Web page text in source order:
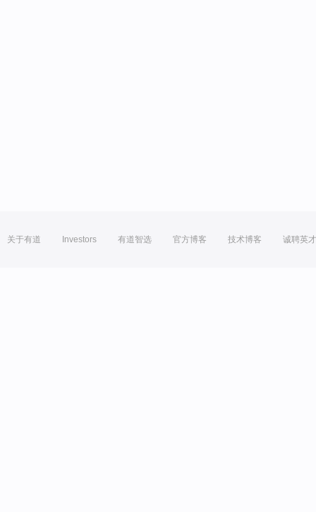
关于有道 Investors 有道智选 官方博客 技术博客 诚聘英才